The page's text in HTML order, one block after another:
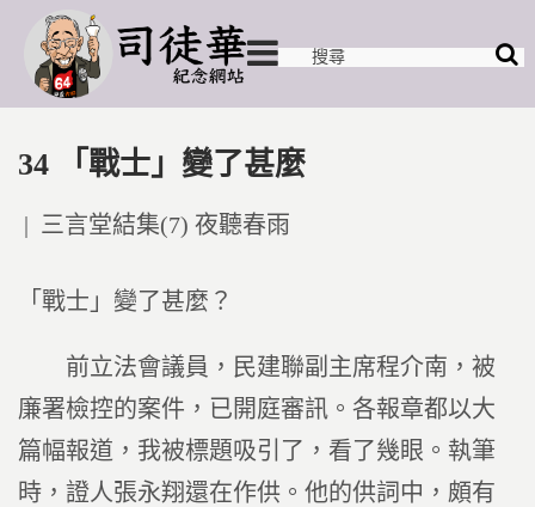
34 「戰士」變了甚麼
Posted
三言堂結集(7) 夜聽春雨
「戰士」變了甚麼？
前立法會議員，民建聯副主席程介南，被
廉署檢控的案件，已開庭審訊。各報章都以大
篇幅報道，我被標題吸引了，看了幾眼。執筆
時，證人張永翔還在作供。他的供詞中，頗有